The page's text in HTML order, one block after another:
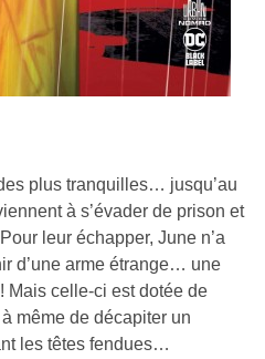
plus tranquilles… jusqu’au
à s’évader de prison et
leur échapper, June n’a
d’une arme étrange… une
Mais celle-ci est dotée de
même de décapiter un
les têtes fendues…